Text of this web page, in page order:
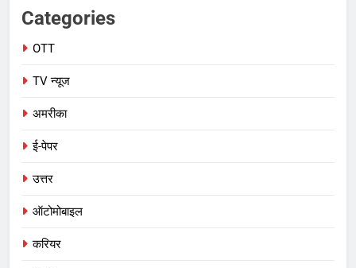
Categories
OTT
TV न्यूज
अमरीका
ई-पेपर
उत्तर
ऑटोमोबाइल
करियर